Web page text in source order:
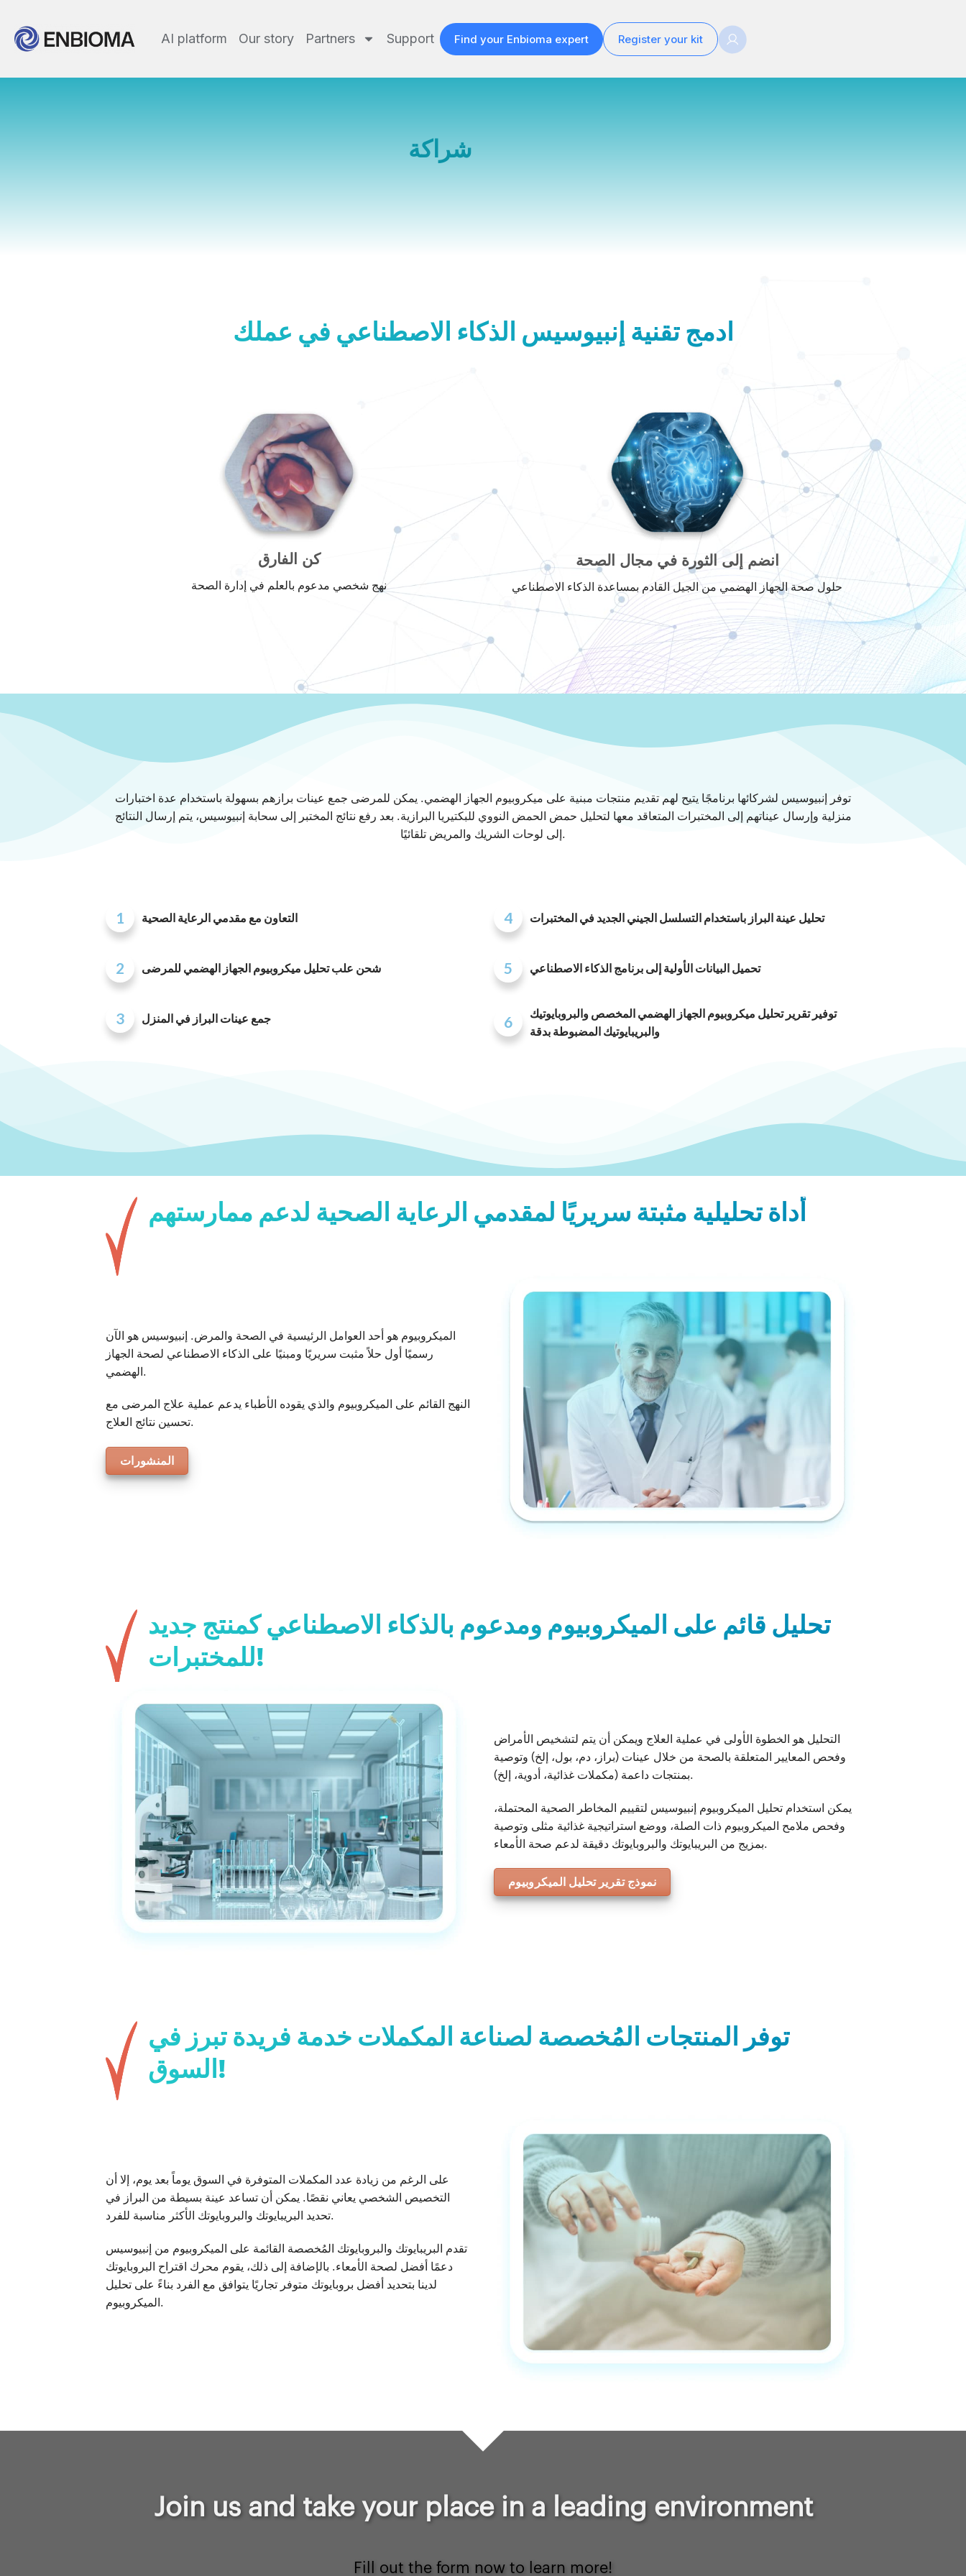
AI platform Our story Partners Support Find your Enbioma expert Register your kit
شراكة
ادمج تقنية إنبيوسيس الذكاء الاصطناعي في عملك
كن الفارق
نهج شخصي مدعوم بالعلم في إدارة الصحة
انضم إلى الثورة في مجال الصحة
حلول صحة الجهاز الهضمي من الجيل القادم بمساعدة الذكاء الاصطناعي
توفر إنبيوسيس لشركائها برنامجًا يتيح لهم تقديم منتجات مبنية على ميكروبيوم الجهاز الهضمي. يمكن للمرضى جمع عينات برازهم بسهولة باستخدام عدة اختبارات
منزلية وإرسال عيناتهم إلى المختبرات المتعاقد معها لتحليل حمض الحمض النووي للبكتيريا البرازية. بعد رفع نتائج المختبر إلى سحابة إنبيوسيس، يتم إرسال النتائج
إلى لوحات الشريك والمريض تلقائيًا.
1 التعاون مع مقدمي الرعاية الصحية
2 شحن علب تحليل ميكروبيوم الجهاز الهضمي للمرضى
3 جمع عينات البراز في المنزل
4 تحليل عينة البراز باستخدام التسلسل الجيني الجديد في المختبرات
5 تحميل البيانات الأولية إلى برنامج الذكاء الاصطناعي
6
توفير تقرير تحليل ميكروبيوم الجهاز الهضمي المخصص والبروبايوتيك
والبريبايوتيك المضبوطة بدقة
أداة تحليلية مثبتة سريريًا لمقدمي الرعاية الصحية لدعم ممارستهم
الميكروبيوم هو أحد العوامل الرئيسية في الصحة والمرض. إنبيوسيس هو الآن
رسميًا أول حلاً مثبت سريريًا ومبنيًا على الذكاء الاصطناعي لصحة الجهاز
الهضمي.
النهج القائم على الميكروبيوم والذي يقوده الأطباء يدعم عملية علاج المرضى مع
تحسين نتائج العلاج.
المنشورات
تحليل قائم على الميكروبيوم ومدعوم بالذكاء الاصطناعي كمنتج جديد
للمختبرات!
التحليل هو الخطوة الأولى في عملية العلاج ويمكن أن يتم لتشخيص الأمراض
وفحص المعايير المتعلقة بالصحة من خلال عينات (براز، دم، بول، إلخ) وتوصية
بمنتجات داعمة (مكملات غذائية، أدوية، إلخ).
يمكن استخدام تحليل الميكروبيوم إنبيوسيس لتقييم المخاطر الصحية المحتملة،
وفحص ملامح الميكروبيوم ذات الصلة، ووضع استراتيجية غذائية مثلى وتوصية
بمزيج من البريبايوتك والبروبايوتك دقيقة لدعم صحة الأمعاء.
نموذج تقرير تحليل الميكروبيوم
توفر المنتجات المُخصصة لصناعة المكملات خدمة فريدة تبرز في
السوق!
على الرغم من زيادة عدد المكملات المتوفرة في السوق يوماً بعد يوم، إلا أن
التخصيص الشخصي يعاني نقصًا. يمكن أن تساعد عينة بسيطة من البراز في
تحديد البريبايوتك والبروبايوتك الأكثر مناسبة للفرد.
تقدم البريبايوتك والبروبايوتك المُخصصة القائمة على الميكروبيوم من إنبيوسيس
دعمًا أفضل لصحة الأمعاء. بالإضافة إلى ذلك، يقوم محرك اقتراح البروبايوتك
لدينا بتحديد أفضل بروبايوتك متوفر تجاريًا يتوافق مع الفرد بناءً على تحليل
الميكروبيوم.
Join us and take your place in a leading environment
Fill out the form now to learn more!